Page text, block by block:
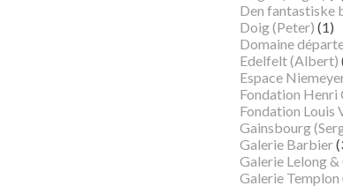
Den fantastiske
Doig (Peter) (1)
Domaine
Edelfelt (Albert)
Espace
Fondation Henri
Fondation Louis
Gainsbourg
Galerie Barbier
Galerie Lelong &
Galerie Templon